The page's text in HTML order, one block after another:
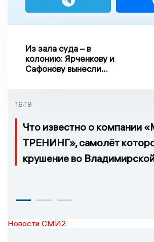
Из зала суда – в
колонию: Ярченкову и
Сафонову вынесли
16:19
Что известно о компании
ТРЕНИНГ», самолёт
крушение во
Новости СМИ2